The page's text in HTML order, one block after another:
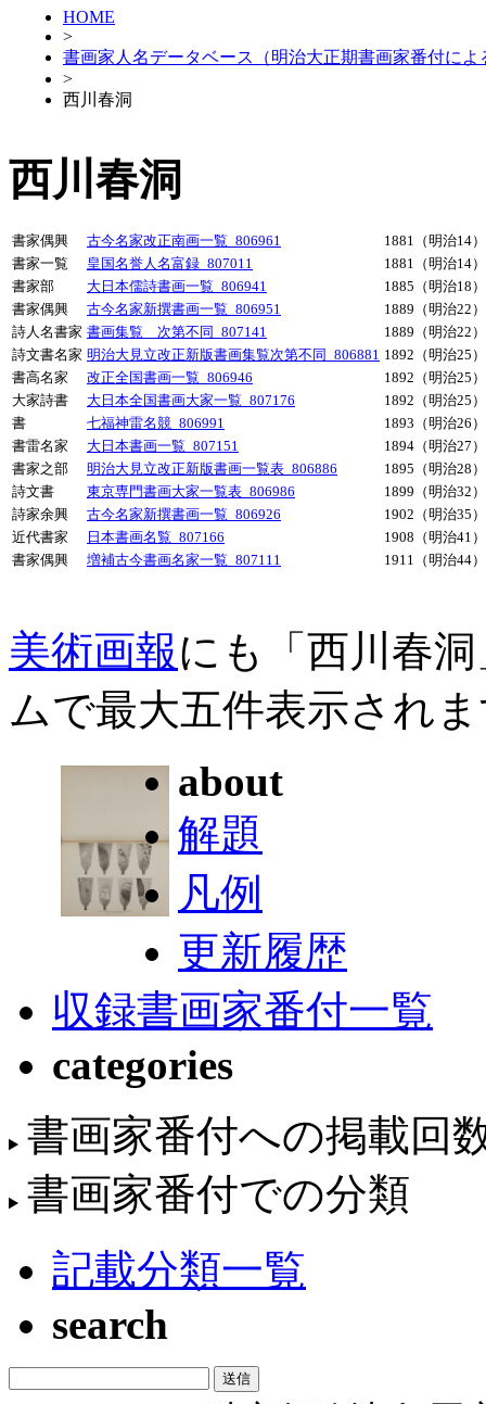
HOME
>
書画家人名データベース（明治大正期書画家番付によ
>
西川春洞
西川春洞
書家偶興 古今名家改正南画一覧_806961
1881（明治14）
書家一覧
皇国名誉人名富録_807011
1881（明治14）
書家部
大日本儒詩書画一覧_806941
1885（明治18）
書家偶興
古今名家新撰書画一覧_806951
1889（明治22）
詩人名書家 書画集覧 次第不同_807141
1889（明治22）
詩文書名家 明治大見立改正新版書画集覧次第不同_806881 1892（明治25）
書高名家
改正全国書画一覧_806946
1892（明治25）
大家詩書
大日本全国書画大家一覧_807176
1892（明治25）
書
七福神雷名競_806991
1893（明治26）
書雷名家
大日本書画一覧_807151
1894（明治27）
書家之部
明治大見立改正新版書画一覧表_806886
1895（明治28）
詩文書
東京専門書画大家一覧表_806986
1899（明治32）
詩家余興
古今名家新撰書画一覧_806926
1902（明治35）
近代書家
日本書画名覧_807166
1908（明治41）
書家偶興
増補古今書画名家一覧_807111 1911（明治44）
美術画報にも「西川春
ムで最大五件表示され
about
解題
凡例
更新履歴
収録書画家番付一覧
categories
書画家番付への掲載回
書画家番付での分類
記載分類一覧
search